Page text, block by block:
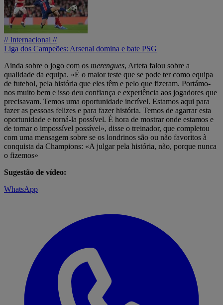
// Internacional //
Liga dos Campeões: Arsenal domina e bate PSG
Ainda sobre o jogo com os merengues, Arteta falou sobre a
qualidade da equipa. «É o maior teste que se pode ter como equipa
de futebol, pela história que eles têm e pelo que fizeram. Portámo-
nos muito bem e isso deu confiança e experiência aos jogadores que
precisavam. Temos uma oportunidade incrível. Estamos aqui para
fazer as pessoas felizes e para fazer história. Temos de agarrar esta
oportunidade e torná-la possível. É hora de mostrar onde estamos e
de tornar o impossível possível», disse o treinador, que completou
com uma mensagem sobre se os londrinos são ou não favoritos à
conquista da Champions: «A julgar pela história, não, porque nunca
o fizemos»
Sugestão de vídeo:
WhatsApp